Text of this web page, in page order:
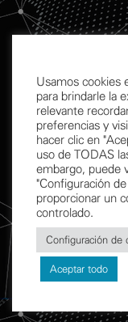
Calle
Av.
Usamos cookies
para brindarle la
relevante
preferencias y
hacer clic en
uso de TODAS
embargo, puede
"Configuración
proporcionar un
controlado.
Configuración de
Aceptar todo